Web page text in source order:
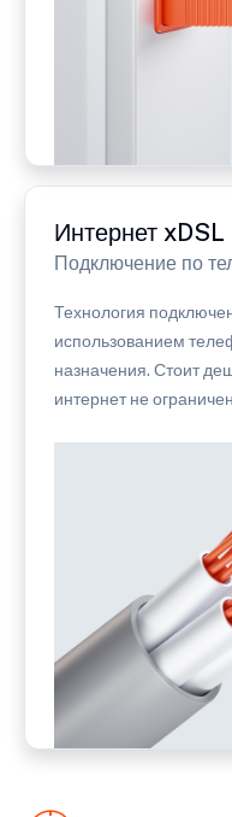
Интернет xDSL
Подключение по
Технология
использованием
назначения. Стоит
интернет не